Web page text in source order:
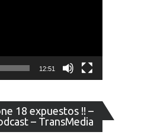
12:51
18 expuestos !! –
– TransMedia
de
vídeo